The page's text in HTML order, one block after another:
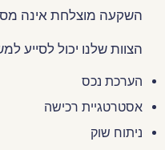
השקעה מוצלחת אינה
הצוות שלנו יכול לסייע
הערכת נכס
אסטרטגיית רכישה
ניתוח שוק